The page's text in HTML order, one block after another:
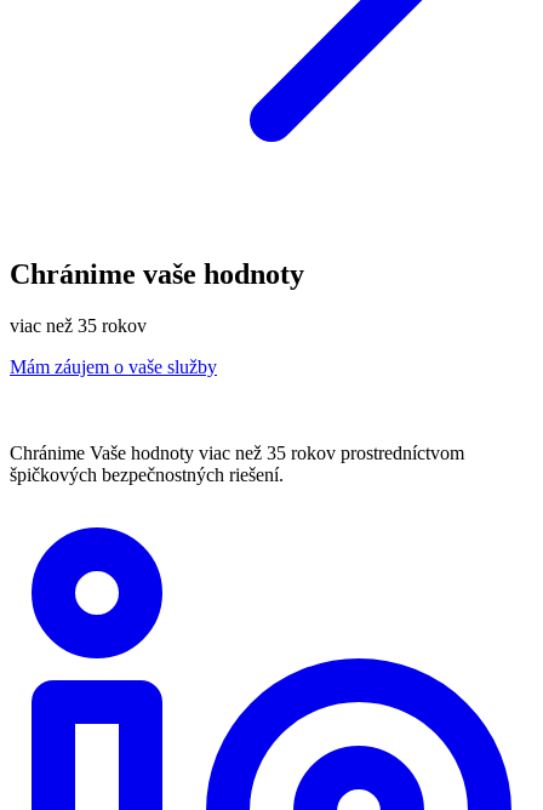
Chránime vaše hodnoty
viac než 35 rokov
Mám záujem o vaše služby
Chránime Vaše hodnoty viac než 35 rokov prostredníctvom
špičkových bezpečnostných riešení.